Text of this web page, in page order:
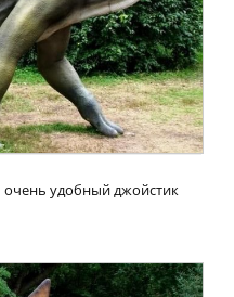
очень удобный джойстик